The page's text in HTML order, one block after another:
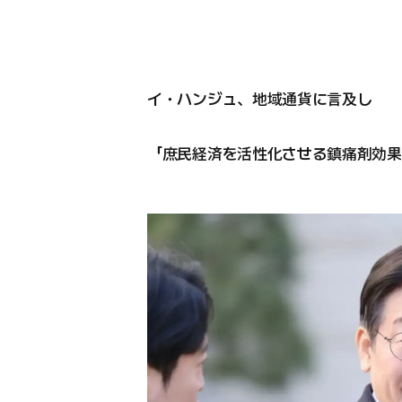
イ・ハンジュ、地域通貨に言及し
「庶民経済を活性化させる鎮痛剤効